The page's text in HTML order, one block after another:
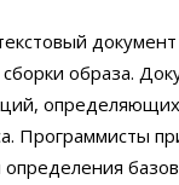
образа.
Программисты
определения